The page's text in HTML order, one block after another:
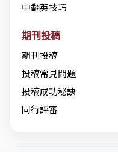
中翻英技巧
期刊投稿
期刊投稿
投稿常見問題
投稿成功秘訣
同行評審